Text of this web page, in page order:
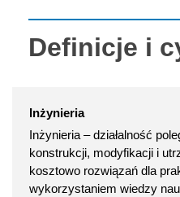
Definicje i
Inżynieria
Inżynieria – działalność
konstrukcji, modyfikacji i
kosztowo rozwiązań dla
wykorzystaniem wiedzy